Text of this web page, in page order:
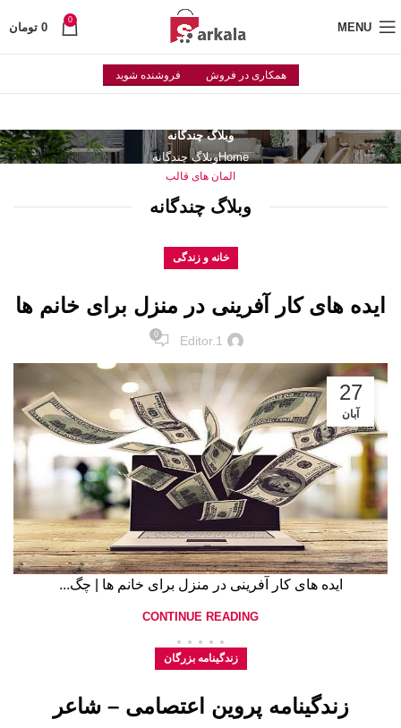
MENU
0
0 تومان
همکاری در فروش فروشنده شوید
وبلاگ چندگانه
Homeوبلاگ چندگانه
المان های قالب
وبلاگ چندگانه
خانه و زندگی
ایده های کار آفرینی در منزل برای خانم ها
Editor.1
0
27
آبان
ایده های کار آفرینی در منزل برای خانم ها | چگ...
CONTINUE READING
زندگینامه بزرگان
زندگینامه پروین اعتصامی – شاعر